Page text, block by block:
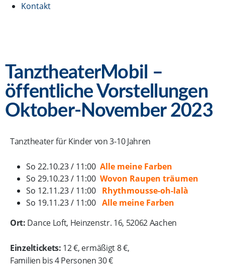
Kontakt
TanztheaterMobil –
öffentliche Vorstellungen
Oktober-November 2023
Tanztheater für Kinder von 3-10 Jahren
So 22.10.23 / 11:00 Alle meine Farben
So 29.10.23 / 11:00 Wovon Raupen träumen
So 12.11.23 / 11:00 Rhythmousse-oh-lalà
So 19.11.23 / 11:00 Alle meine Farben
Ort: Dance Loft, Heinzenstr. 16, 52062 Aachen
Einzeltickets: 12 €, ermäßigt 8 €,
Familien bis 4 Personen 30 €